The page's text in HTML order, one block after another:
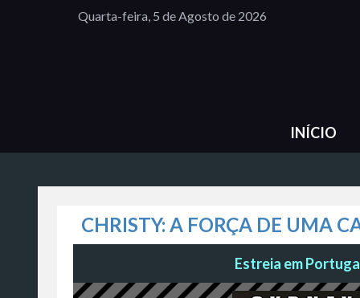
Quarta-feira, 5 de Agosto de 2026
INÍCIO
CHRISTY: A FORÇA DE UMA
Estreia em